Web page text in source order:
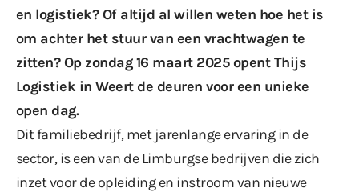
en logistiek? Of altijd al willen weten hoe het is
om achter het stuur van een vrachtwagen te
zitten? Op zondag 16 maart 2025 opent Thijs
Logistiek in Weert de deuren voor een unieke
open dag.
Dit familiebedrijf, met jarenlange ervaring in de
sector, is een van de Limburgse bedrijven die zich
inzet voor de opleiding en instroom van nieuwe